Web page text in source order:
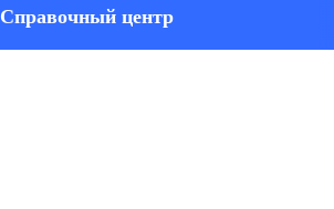
Справочный центр